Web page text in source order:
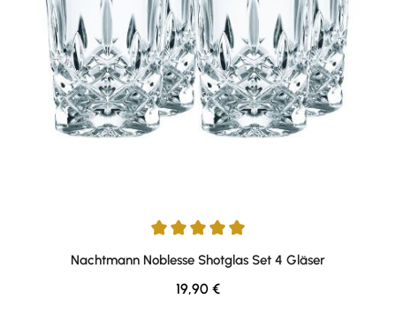
Durchschnittliche Bewertung von 5 von 5 Sternen
Nachtmann Noblesse Shotglas Set 4 Gläser
Regulärer Preis:
19,90 €